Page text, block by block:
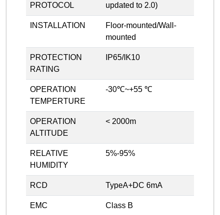
PROTOCOL
updated to 2.0)
INSTALLATION
Floor-mounted/Wall-
mounted
PROTECTION
RATING
IP65/IK10
OPERATION
TEMPERTURE
-30℃~+55 ℃
OPERATION
ALTITUDE
< 2000m
RELATIVE
HUMIDITY
5%-95%
RCD TypeA+DC 6mA
EMC Class B